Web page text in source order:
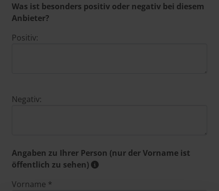
Was ist besonders positiv oder negativ bei diesem
Anbieter?
Positiv:
Negativ:
Angaben zu Ihrer Person (nur der Vorname ist
öffentlich zu sehen)
Vorname *